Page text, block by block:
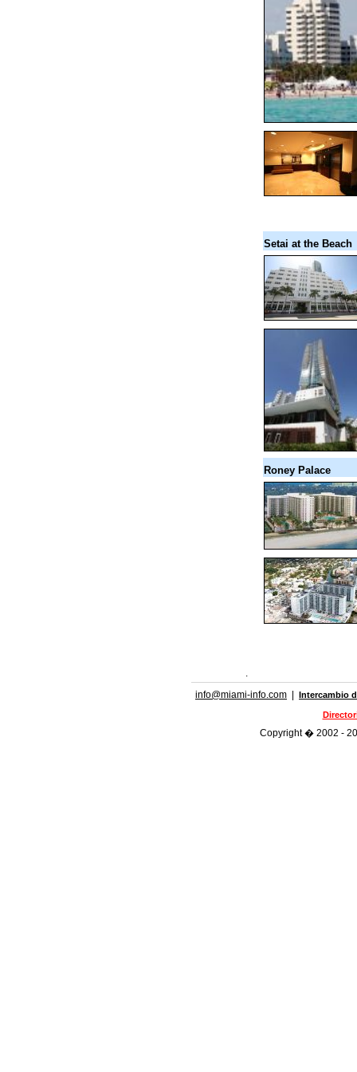
Setai at the Beach
Roney Palace
.
info@miami-info.com Intercambio
Copyright � 2002 -